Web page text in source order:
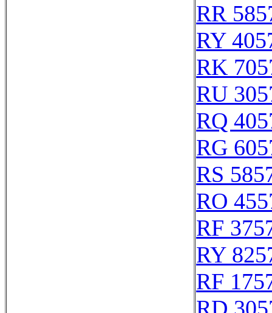
RR
RY
RK
RU
RQ
RG
RS
RO
RF
RY
RF